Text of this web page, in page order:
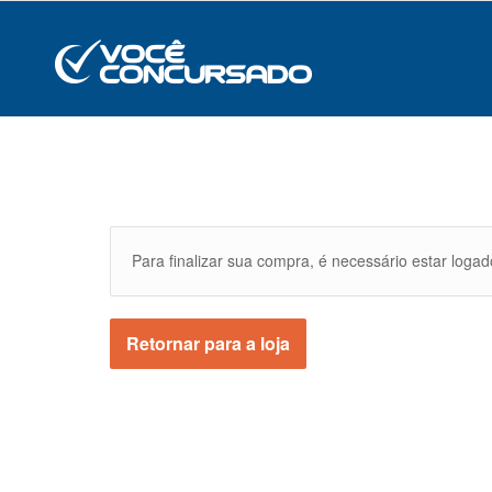
Para finalizar sua compra, é necessário estar
Retornar para a loja